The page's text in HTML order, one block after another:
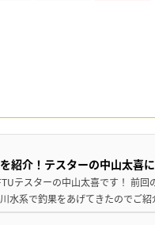
紹介！テスターの中山太喜に
テスターの中山太喜です！ 前回
水系で釣果をあげてきたのでご